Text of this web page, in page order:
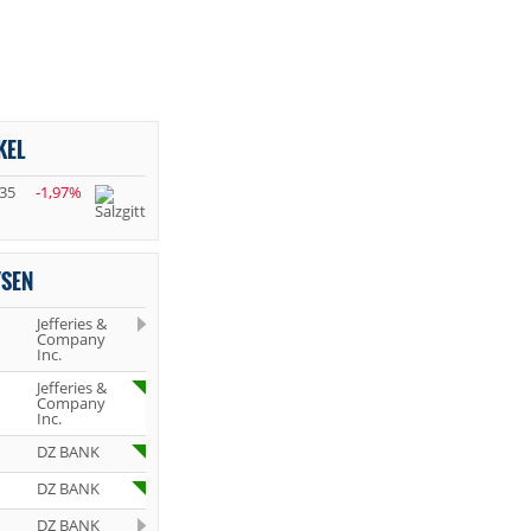
-1,97%
Jefferies &
Company
Inc.
Jefferies &
Company
Inc.
DZ BANK
DZ BANK
DZ BANK